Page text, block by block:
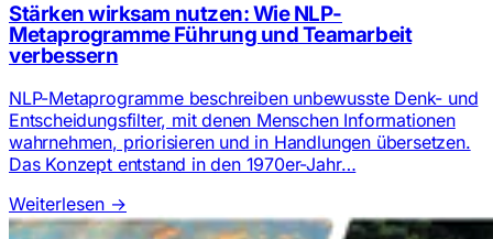
Stärken wirksam nutzen: Wie NLP-
Metaprogramme Führung und Teamarbeit
verbessern
NLP-Metaprogramme beschreiben unbewusste Denk- und
Entscheidungsfilter, mit denen Menschen Informationen
wahrnehmen, priorisieren und in Handlungen übersetzen.
Das Konzept entstand in den 1970er-Jahr…
Weiterlesen →